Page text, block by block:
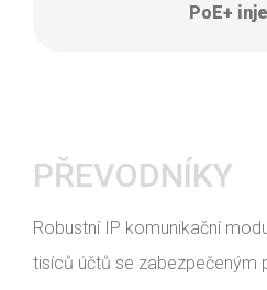
PoE+
PŘEVODNÍKY
Robustní IP komunikační
tisíců účtů se zabezpečeným